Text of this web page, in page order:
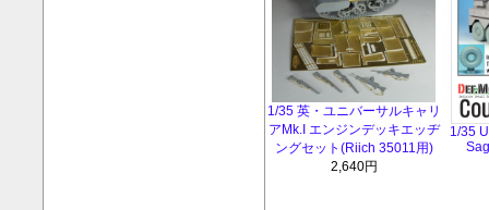
1/35 英・ユニバーサルキャリ
アMk.I エンジンデッキエッヂ
ングセット(Riich 35011用)
2,640円
1/35